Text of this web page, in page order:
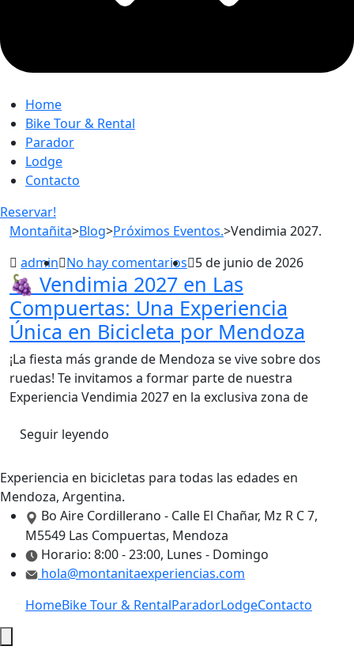
Home
Bike Tour & Rental
Parador
Lodge
Contacto
Reservar!
Montañita>Blog>Próximos Eventos.>Vendimia 2027.
admin No hay comentarios 5 de junio de 2026
🍇 Vendimia 2027 en Las
Compuertas: Una Experiencia
Única en Bicicleta por Mendoza
¡La fiesta más grande de Mendoza se vive sobre dos
ruedas! Te invitamos a formar parte de nuestra
Experiencia Vendimia 2027 en la exclusiva zona de
Seguir leyendo
Experiencia en bicicletas para todas las edades en
Mendoza, Argentina.
Bo Aire Cordillerano - Calle El Chañar, Mz R C 7,
M5549 Las Compuertas, Mendoza
Horario: 8:00 - 23:00, Lunes - Domingo
hola@montanitaexperiencias.com
HomeBike Tour & RentalParadorLodgeContacto